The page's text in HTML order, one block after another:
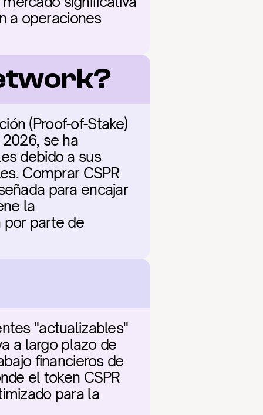
a operaciones
(Proof-of-Stake)
se ha
debido a sus
Comprar CSPR
para encajar
la
por parte de
"actualizables"
a largo plazo de
financieros de
el token CSPR
para la